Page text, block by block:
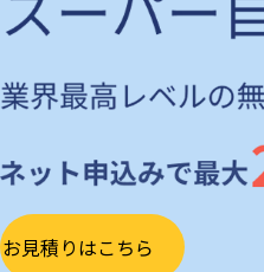
お見積りはこちら